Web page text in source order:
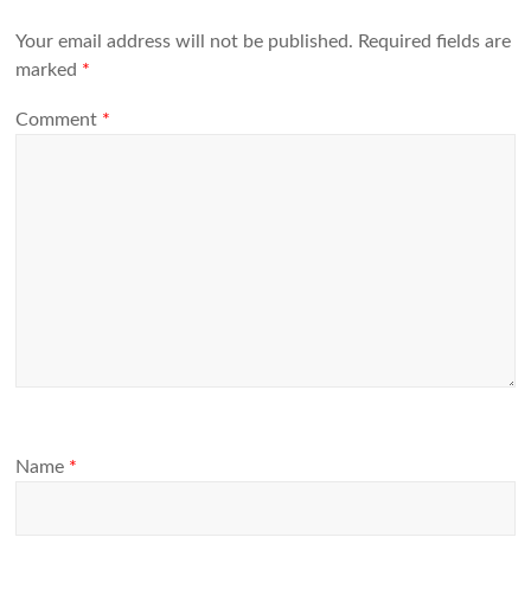
Your email address will not be published. Required fields are
marked *
Comment *
Name *